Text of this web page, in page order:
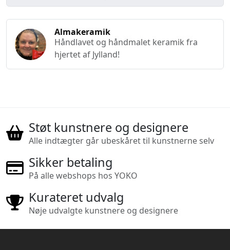
Almakeramik
Håndlavet og håndmalet keramik fra
hjertet af Jylland!
Støt kunstnere og designere
Alle indtægter går ubeskåret til kunstnerne selv
Sikker betaling
På alle webshops hos YOKO
Kurateret udvalg
Nøje udvalgte kunstnere og designere